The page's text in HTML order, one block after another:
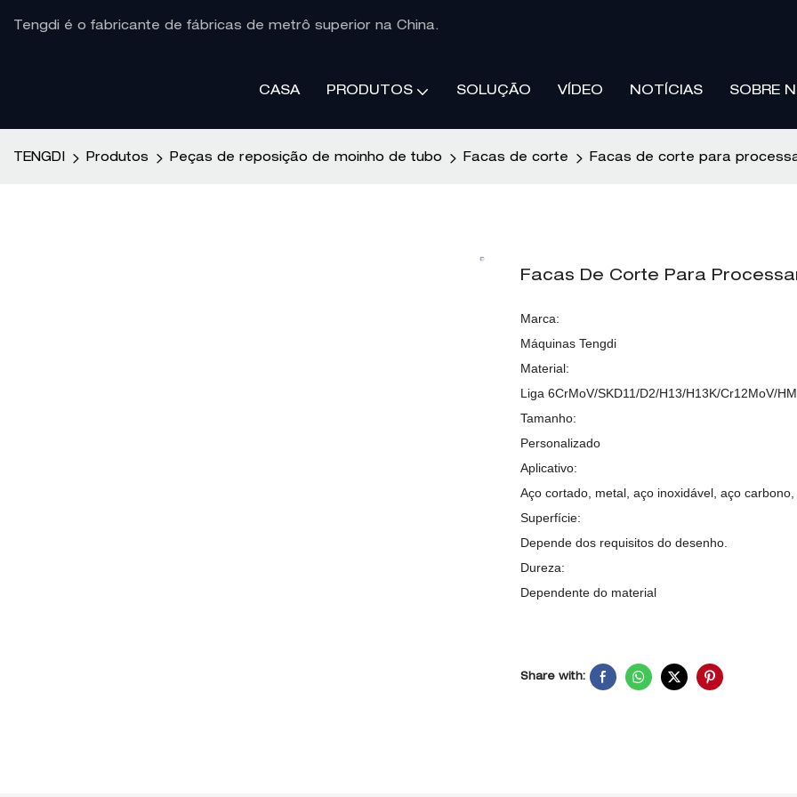
Tengdi é o fabricante de fábricas de metrô superior na China.
CASA PRODUTOS SOLUÇÃO VÍDEO NOTÍCIAS SOBRE
TENGDI Produtos Peças de reposição de moinho de tubo Facas de corte Facas de corte para
Facas De Corte Para
Marca:
Máquinas Tengdi
Material:
Liga 6CrMoV/SKD11/D2/H13/H13K/Cr12MoV/
Tamanho:
Personalizado
Aplicativo:
Aço cortado, metal, aço inoxidável, aço carbono,
Superfície:
Depende dos requisitos do desenho.
Dureza:
Dependente do material
Share with: